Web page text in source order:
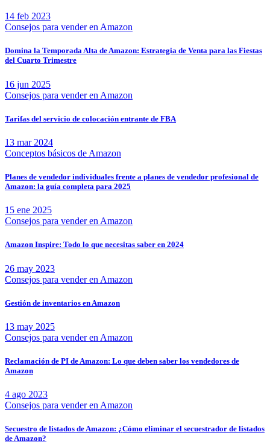
14 feb 2023
Consejos para vender en Amazon
Domina la Temporada Alta de Amazon: Estrategia de Venta para las Fiestas
del Cuarto Trimestre
16 jun 2025
Consejos para vender en Amazon
Tarifas del servicio de colocación entrante de FBA
13 mar 2024
Conceptos básicos de Amazon
Planes de vendedor individuales frente a planes de vendedor profesional de
Amazon: la guía completa para 2025
15 ene 2025
Consejos para vender en Amazon
Amazon Inspire: Todo lo que necesitas saber en 2024
26 may 2023
Consejos para vender en Amazon
Gestión de inventarios en Amazon
13 may 2025
Consejos para vender en Amazon
Reclamación de PI de Amazon: Lo que deben saber los vendedores de
Amazon
4 ago 2023
Consejos para vender en Amazon
Secuestro de listados de Amazon: ¿Cómo eliminar el secuestrador de listados
de Amazon?